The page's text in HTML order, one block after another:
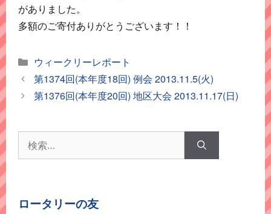
がありました。
多額のご寄付ありがとうございます！！
カ
テ
ゴ
リ
ウィークリーレポート
第1374回(本年度18回) 例会 2013.11.5(火)
第1376回(本年度20回) 地区大会 2013.11.17(日)
索:
ロータリーの友